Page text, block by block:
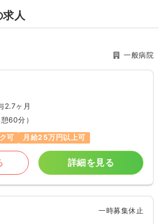
求人
一般病院
2.7ヶ月
憩60分）
可 月給25万円以上可
詳細を見る
一時募集休止